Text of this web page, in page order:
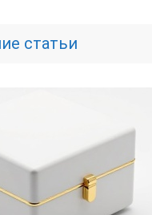
статьи